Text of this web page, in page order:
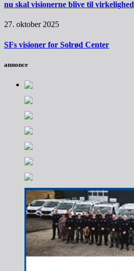
nu skal visionerne blive til virkelighed
27. oktober 2025
SFs visioner for Solrød Center
annonce